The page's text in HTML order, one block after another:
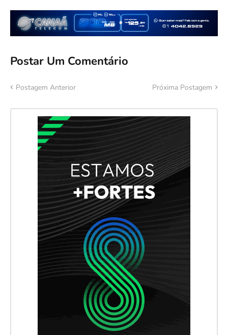
Postar Um Comentário
Postagem Anterior Próxima Postagem